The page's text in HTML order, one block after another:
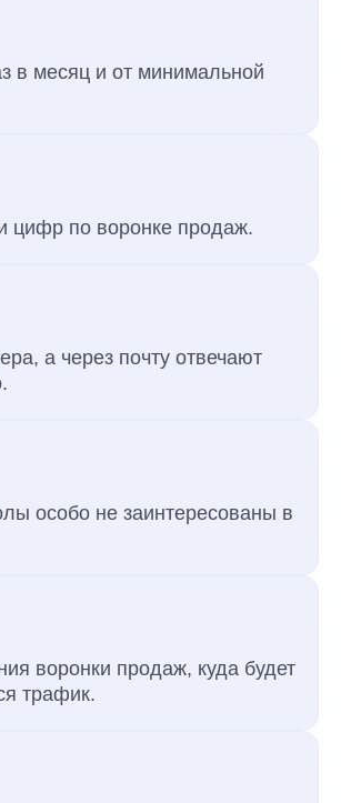
в месяц и от минимальной
цифр по воронке продаж.
а через почту отвечают
особо не заинтересованы в
воронки продаж, куда будет
трафик.